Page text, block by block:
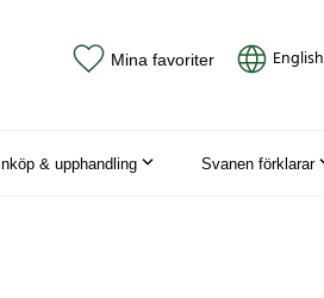
Mina favoriter English
& upphandling Svanen förklarar